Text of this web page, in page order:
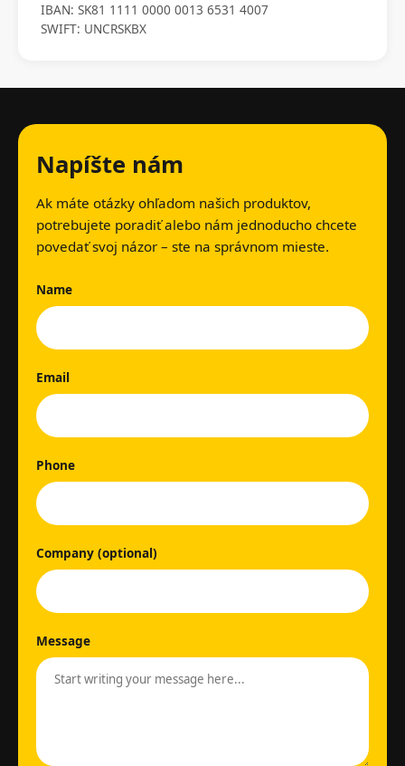
IBAN: SK81 1111 0000 0013 6531 4007
SWIFT: UNCRSKBX
Napíšte nám
Ak máte otázky ohľadom našich produktov,
potrebujete poradiť alebo nám jednoducho chcete
povedať svoj názor – ste na správnom mieste.
Name
Email
Phone
Company (optional)
Message